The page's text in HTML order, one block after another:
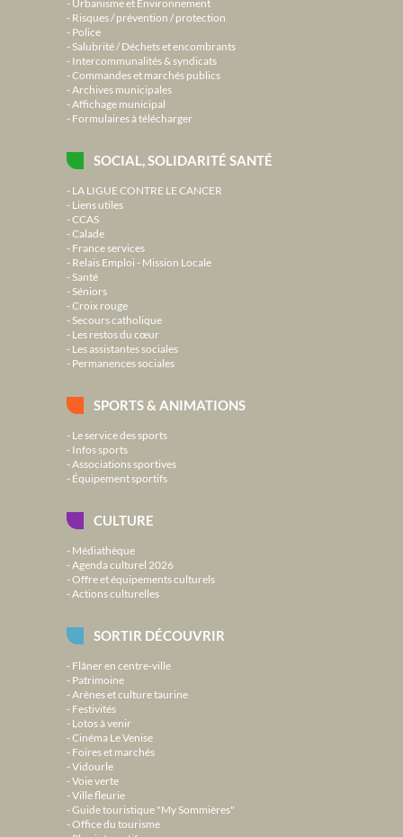
Urbanisme et Environnement
Risques / prévention / protection
Police
Salubrité / Déchets et encombrants
Intercommunalités & syndicats
Commandes et marchés publics
Archives municipales
Affichage municipal
Formulaires à télécharger
SOCIAL, SOLIDARITÉ SANTÉ
LA LIGUE CONTRE LE CANCER
Liens utiles
CCAS
Calade
France services
Relais Emploi - Mission Locale
Santé
Séniors
Croix rouge
Secours catholique
Les restos du cœur
Les assistantes sociales
Permanences sociales
SPORTS & ANIMATIONS
Le service des sports
Infos sports
Associations sportives
Équipement sportifs
CULTURE
Médiathèque
Agenda culturel 2026
Offre et équipements culturels
Actions culturelles
SORTIR DÉCOUVRIR
Flâner en centre-ville
Patrimoine
Arènes et culture taurine
Festivités
Lotos à venir
Cinéma Le Venise
Foires et marchés
Vidourle
Voie verte
Ville fleurie
Guide touristique "My Sommières"
Office du tourisme